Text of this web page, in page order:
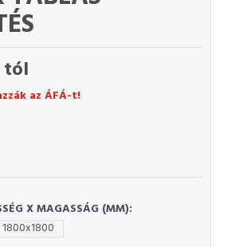
tól
az ÁFÁ-t!
X MAGASSÁG (MM):
1800x1800